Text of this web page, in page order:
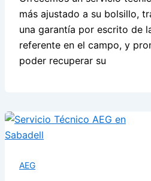
más ajustado a su bolsillo,
una garantía por escrito de
referente en el campo, y
poder recuperar su
AEG